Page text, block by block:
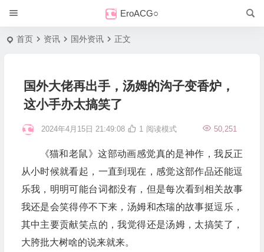
EroACG○
首页 资讯 国外资讯 正文
国外大佬再出手，汤姆的沟子变香炉，
这小手办太搞笑了
2024年4月15日 21:49:08 50,251
1 阅读模式
《猫和老鼠》这部动画感觉真的是神作，我反正
从小时候就看起，一直到现在，感觉这部作品还能逗
乐我，明明可能台词都没有，但是每次看到相关故事
我还是会笑得停不下来，汤姆和杰瑞的故事挺逗乐，
其中主要贡献笑点的，我觉得还是汤姆，太搞笑了，
大胯批大树啥的说来就来。